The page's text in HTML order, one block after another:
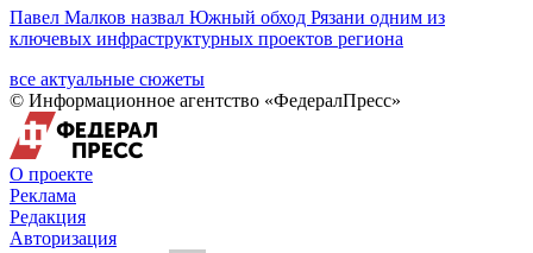
Павел Малков назвал Южный обход Рязани одним из
ключевых инфраструктурных проектов региона
все актуальные сюжеты
© Информационное агентство «ФедералПресс»
О проекте
Реклама
Редакция
Авторизация